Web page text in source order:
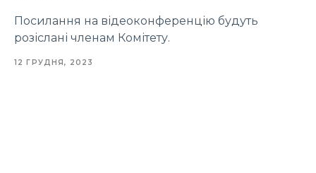
Посилання на відеоконференцію будуть
розіслані членам Комітету.
12 ГРУДНЯ, 2023